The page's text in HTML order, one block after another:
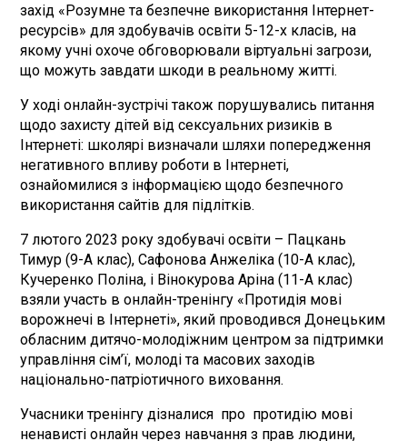
захід «Розумне та безпечне використання Інтернет-
ресурсів» для здобувачів освіти 5-12-х класів, на
якому учні охоче обговорювали віртуальні загрози,
що можуть завдати шкоди в реальному житті.
У ході онлайн-зустрічі також порушувались питання
щодо захисту дітей від сексуальних ризиків в
Інтернеті: школярі визначали шляхи попередження
негативного впливу роботи в Інтернеті,
ознайомилися з інформацією щодо безпечного
використання сайтів для підлітків.
7 лютого 2023 року здобувачі освіти – Пацкань
Тимур (9-А клас), Сафонова Анжеліка (10-А клас),
Кучеренко Поліна, і Вінокурова Аріна (11-А клас)
взяли участь в онлайн-тренінгу «Протидія мові
ворожнечі в Інтернеті», який проводився Донецьким
обласним дитячо-молодіжним центром за підтримки
управління сім’ї, молоді та масових заходів
національно-патріотичного виховання.
Учасники тренінгу дізналися про протидію мові
ненависті онлайн через навчання з прав людини,